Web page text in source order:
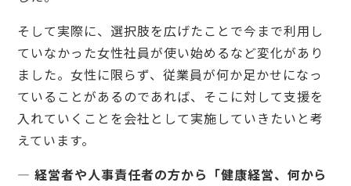
そして実際に、選択肢を広げたことで今まで利用し
ていなかった女性社員が使い始めるなど変化があり
ました。女性に限らず、従業員が何か足かせになっ
ていることがあるのであれば、そこに対して支援を
入れていくことを会社として実施していきたいと考
えています。
— 経営者や人事責任者の方から「健康経営、何から